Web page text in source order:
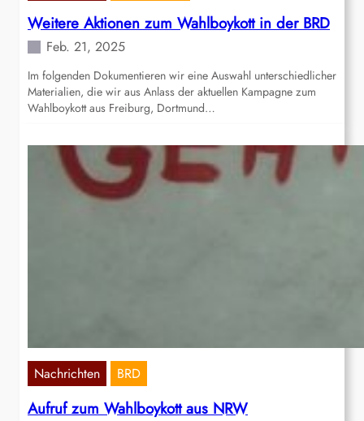
Weitere Aktionen zum Wahlboykott in der BRD
Feb. 21, 2025
Im folgenden Dokumentieren wir eine Auswahl unterschiedlicher
Materialien, die wir aus Anlass der aktuellen Kampagne zum
Wahlboykott aus Freiburg, Dortmund…
Nachrichten BRD
Aufruf zum Wahlboykott aus NRW